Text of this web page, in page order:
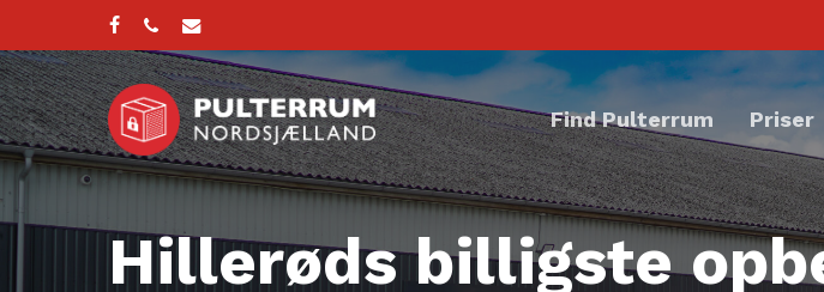
main
content
Find Pulterrum Priser
Hillerøds billigste